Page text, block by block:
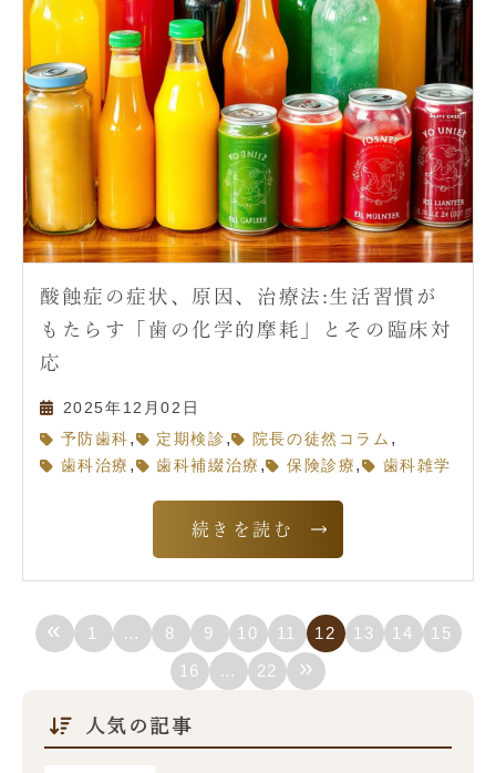
酸蝕症の症状、原因、治療法:生活習慣が
もたらす「歯の化学的摩耗」とその臨床対
応
2025年12月02日
予防歯科 , 定期検診 , 院長の徒然コラム ,
歯科治療 , 歯科補綴治療 , 保険診療 , 歯科雑学
続きを読む
« 1 … 8 9 10 11 12 13 14
15
16
… 22 »
人気の記事